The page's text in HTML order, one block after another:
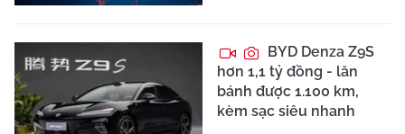
BYD Denza Z9S
hơn 1,1 tỷ đồng - lăn
bánh được 1.100 km,
kèm sạc siêu nhanh